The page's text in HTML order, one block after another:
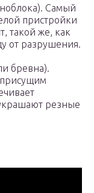
Самый
пристройки
такой же, как
от разрушения.
бревна).
резные